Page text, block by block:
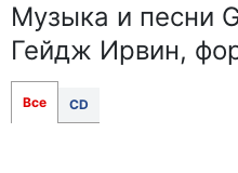
Музыка и песни
Гейдж Ирвин,
Все CD